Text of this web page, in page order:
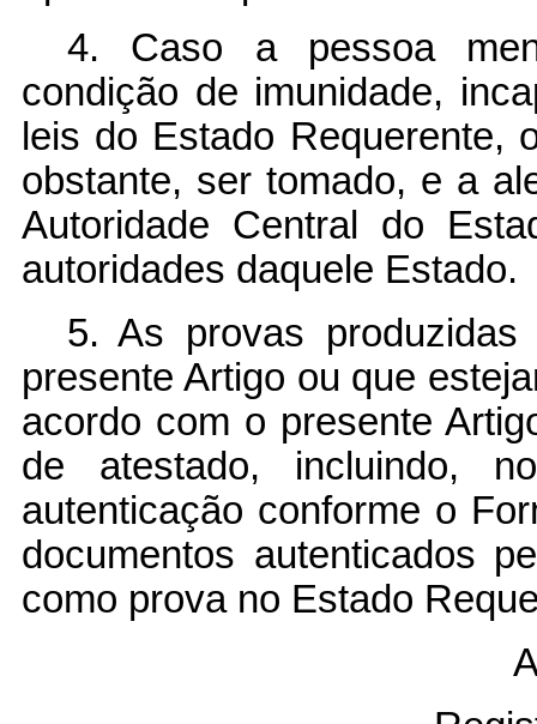
4. Caso a pessoa
condição de imunidade,
leis do Estado Requerente,
obstante, ser tomado, e a
Autoridade Central do
autoridades daquele Estado.
5. As provas
presente Artigo ou que
acordo com o presente
de atestado, incluindo,
autenticação conforme o
documentos autenticados
como prova no Estado